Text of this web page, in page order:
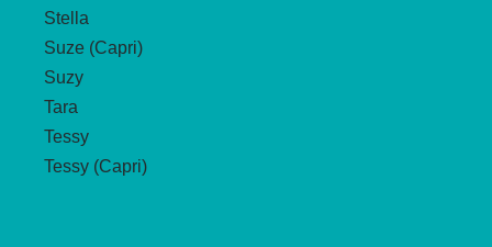
Stella
Suze (Capri)
Suzy
Tara
Tessy
Tessy (Capri)